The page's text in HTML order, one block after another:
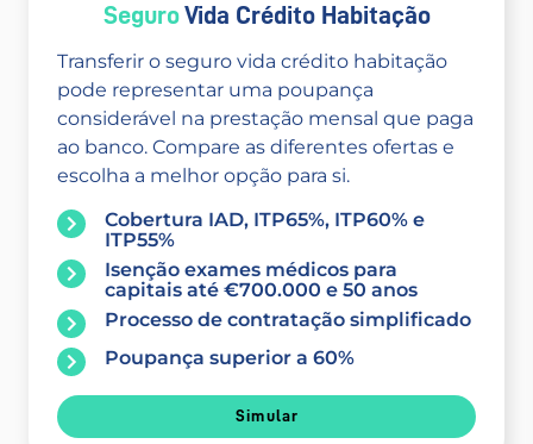
SeguroVida Crédito Habitação
Transferir o seguro vida crédito habitação
pode representar uma poupança
considerável na prestação mensal que paga
ao banco. Compare as diferentes ofertas e
escolha a melhor opção para si.
Cobertura IAD, ITP65%, ITP60% e
ITP55%
Isenção exames médicos para
capitais até €700.000 e 50 anos
Processo de contratação simplificado
Poupança superior a 60%
Simular